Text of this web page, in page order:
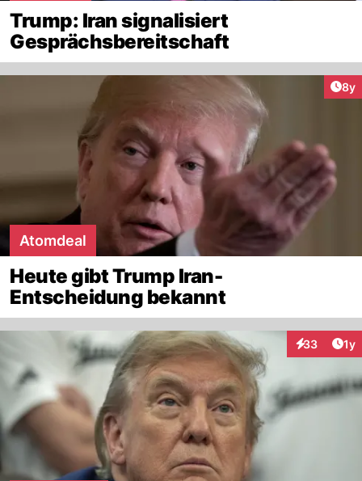
Trump: Iran signalisiert
Gesprächsbereitschaft
8y
Atomdeal
Heute gibt Trump Iran-
Entscheidung bekannt
33 1y